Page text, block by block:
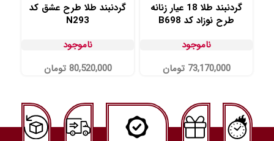
گردنبند طلا 18 عیار زنانه
طرح نوزاد کد B698
ناموجود
73,170,000 تومان
گردنبند طلا طرح عشق کد
N293
ناموجود
80,520,000 تومان